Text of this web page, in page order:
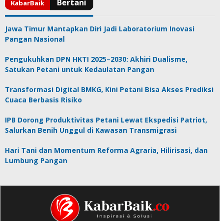
Jawa Timur Mantapkan Diri Jadi Laboratorium Inovasi
Pangan Nasional
Pengukuhkan DPN HKTI 2025–2030: Akhiri Dualisme,
Satukan Petani untuk Kedaulatan Pangan
Transformasi Digital BMKG, Kini Petani Bisa Akses Prediksi
Cuaca Berbasis Risiko
IPB Dorong Produktivitas Petani Lewat Ekspedisi Patriot,
Salurkan Benih Unggul di Kawasan Transmigrasi
Hari Tani dan Momentum Reforma Agraria, Hilirisasi, dan
Lumbung Pangan